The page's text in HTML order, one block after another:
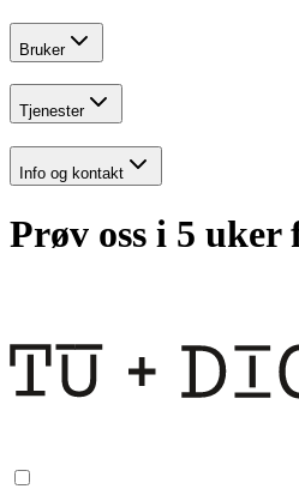
Bruker
Tjenester
Info og kontakt
Prøv oss i 5